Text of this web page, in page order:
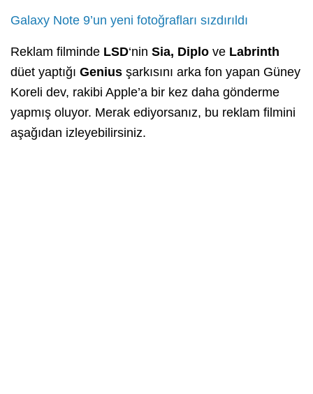
Galaxy Note 9’un yeni fotoğrafları sızdırıldı
Reklam filminde LSD‘nin Sia, Diplo ve Labrinth
düet yaptığı Genius şarkısını arka fon yapan Güney
Koreli dev, rakibi Apple’a bir kez daha gönderme
yapmış oluyor. Merak ediyorsanız, bu reklam filmini
aşağıdan izleyebilirsiniz.